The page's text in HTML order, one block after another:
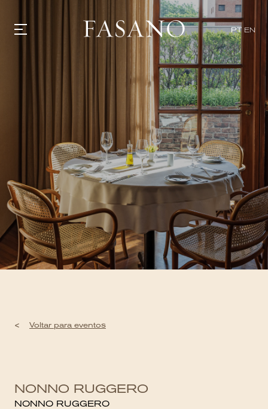
PT EN
SHOP | SELEZIONE
DESCUBRA
WHAT'S COOKING
CORRIERE
HISTÓRIA
SUSTENTABILIDADE
CONTATO
< Voltar para eventos
NONNO RUGGERO
NONNO RUGGERO
x